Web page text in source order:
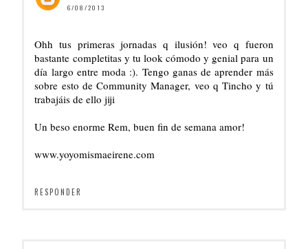
6/08/2013
Ohh tus primeras jornadas q ilusión! veo q fueron
bastante completitas y tu look cómodo y genial para un
día largo entre moda :). Tengo ganas de aprender más
sobre esto de Community Manager, veo q Tincho y tú
trabajáis de ello jiji
Un beso enorme Rem, buen fin de semana amor!
www.yoyomismaeirene.com
RESPONDER